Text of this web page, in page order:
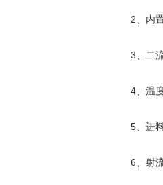
2、内置
3、二流
4、温度
5、进料
6、射流